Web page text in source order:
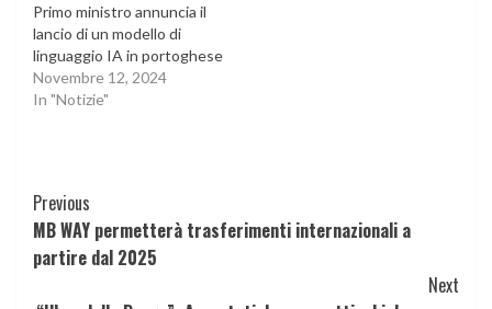
Primo ministro annuncia il
lancio di un modello di
linguaggio IA in portoghese
Novembre 12, 2024
In "Notizie"
Continue
Reading
Previous
MB WAY permetterà trasferimenti internazionali a
partire dal 2025
Next